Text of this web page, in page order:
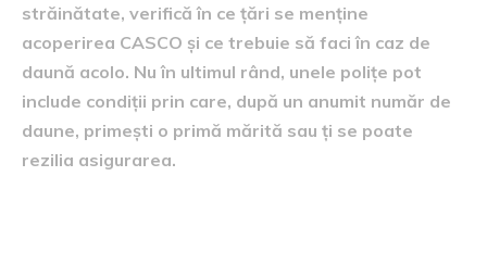
străinătate, verifică în ce țări se menține
acoperirea CASCO și ce trebuie să faci în caz de
daună acolo. Nu în ultimul rând, unele polițe pot
include condiții prin care, după un anumit număr de
daune, primești o primă mărită sau ți se poate
rezilia asigurarea.